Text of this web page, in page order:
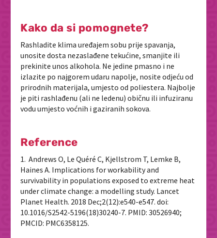
Kako da si pomognete?
Rashladite klima uređajem sobu prije spavanja,
unosite dosta nezaslađene tekućine, smanjite ili
prekinite unos alkohola. Ne jedine pmasno i ne
izlazite po najgorem udaru napolje, nosite odjeću od
prirodnih materijala, umjesto od poliestera. Najbolje
je piti rashlađenu (ali ne ledenu) običnu ili infuziranu
vodu umjesto voćnih i gaziranih sokova.
Reference
1. Andrews O, Le Quéré C, Kjellstrom T, Lemke B,
Haines A. Implications for workability and
survivability in populations exposed to extreme heat
under climate change: a modelling study. Lancet
Planet Health. 2018 Dec;2(12):e540-e547. doi:
10.1016/S2542-5196(18)30240-7. PMID: 30526940;
PMCID: PMC6358125.